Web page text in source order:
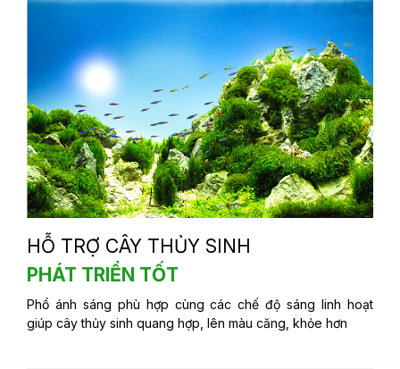
HỖ TRỢ CÂY THỦY SINH
PHÁT TRIỂN TỐT
Phổ ánh sáng phù hợp cùng các chế độ sáng linh hoạt
giúp cây thủy sinh quang hợp, lên màu căng, khỏe hơn